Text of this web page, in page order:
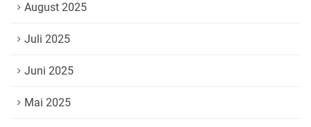
August 2025
Juli 2025
Juni 2025
Mai 2025